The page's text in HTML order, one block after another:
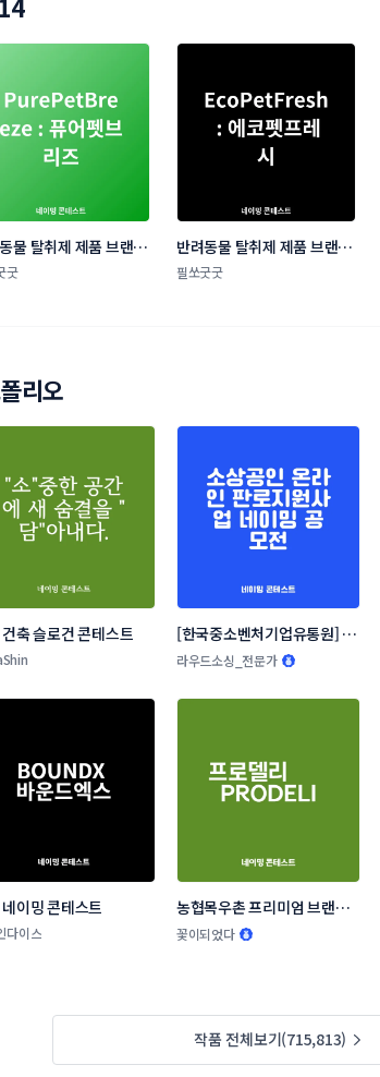
물 탈취제 제품 브랜드
콘테스트
굿
반려동물 탈취제 제품 브랜드
네이밍 콘테스트
필쏘굿굿
리오
축 슬로건 콘테스트
[한국중소벤처기업유통원] 소
상공인 온라인 판로지원사업
라우드소싱_전문가
이밍 콘테스트
다이스
농협목우촌 프리미엄 브랜드
네이밍 공모
꽃이되었다
작품 전체보기(715,813)